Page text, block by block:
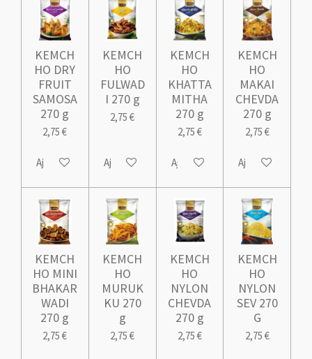
KEMCH
HO DRY
FRUIT
SAMOSA
270 g
2,75 €
Ajouter au panier
KEMCH
HO
FULWAD
I 270 g
2,75 €
Ajouter au panier
KEMCH
HO
KHATTA
MITHA
270 g
2,75 €
Ajouter au panier
KEMCH
HO
MAKAI
CHEVDA
270 g
2,75 €
Ajouter au panier
KEMCH
HO MINI
BHAKAR
WADI
270 g
2,75 €
KEMCH
HO
MURUK
KU 270
g
2,75 €
KEMCH
HO
NYLON
CHEVDA
270 g
2,75 €
KEMCH
HO
NYLON
SEV 270
G
2,75 €